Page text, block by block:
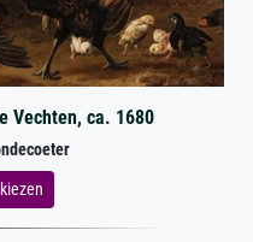
Vechten, ca. 1680